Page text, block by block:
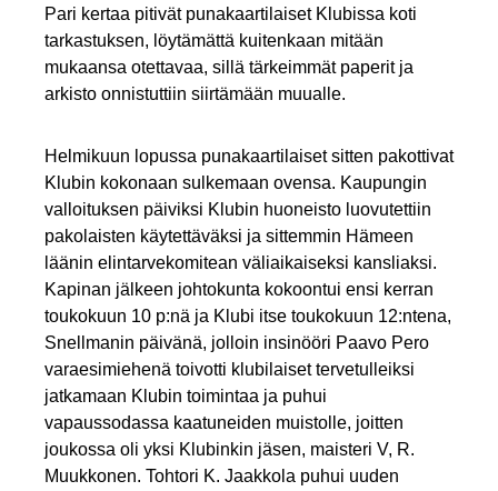
Pari kertaa pitivät punakaartilaiset Klubissa koti
tarkastuksen, löytämättä kuitenkaan mitään
mukaansa otettavaa, sillä tärkeimmät paperit ja
arkisto onnistuttiin siirtämään muualle.
Helmikuun lopussa punakaartilaiset sitten pakottivat
Klubin kokonaan sulkemaan ovensa. Kaupungin
valloituksen päiviksi Klubin huoneisto luovutettiin
pakolaisten käytettäväksi ja sittemmin Hämeen
läänin elintarvekomitean väliaikaiseksi kansliaksi.
Kapinan jälkeen johtokunta kokoontui ensi kerran
toukokuun 10 p:nä ja Klubi itse toukokuun 12:ntena,
Snellmanin päivänä, jolloin insinööri Paavo Pero
varaesimiehenä toivotti klubilaiset tervetulleiksi
jatkamaan Klubin toimintaa ja puhui
vapaussodassa kaatuneiden muistolle, joitten
joukossa oli yksi Klubinkin jäsen, maisteri V, R.
Muukkonen. Tohtori K. Jaakkola puhui uuden